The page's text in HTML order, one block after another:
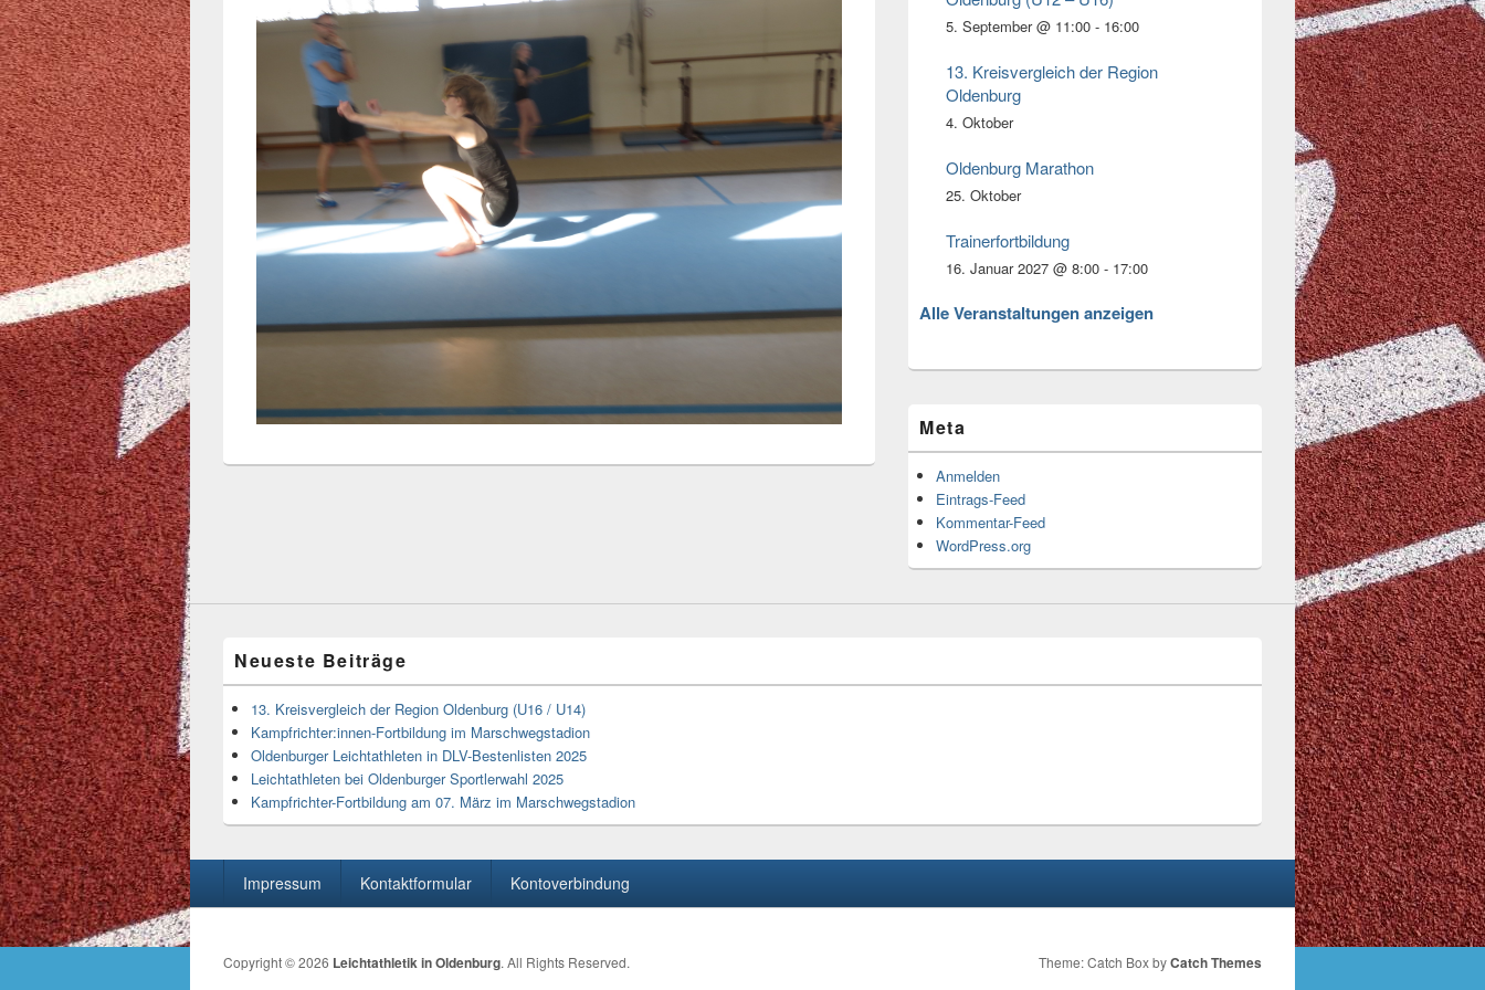
5. September @ 11:00 - 16:00
13. Kreisvergleich der Region
Oldenburg
4. Oktober
Oldenburg Marathon
25. Oktober
Trainerfortbildung
16. Januar 2027 @ 8:00 - 17:00
Alle Veranstaltungen anzeigen
Meta
Anmelden
Eintrags-Feed
Kommentar-Feed
WordPress.org
Neueste Beiträge
13. Kreisvergleich der Region Oldenburg (U16 / U14)
Kampfrichter:innen-Fortbildung im Marschwegstadion
Oldenburger Leichtathleten in DLV-Bestenlisten 2025
Leichtathleten bei Oldenburger Sportlerwahl 2025
Kampfrichter-Fortbildung am 07. März im Marschwegstadion
Seitenfuß-Impressum Kontaktformular Kontoverbindung
Copyright © 2026 Leichtathletik in Oldenburg. All Rights Reserved. Theme: Catch Box byCatch Themes